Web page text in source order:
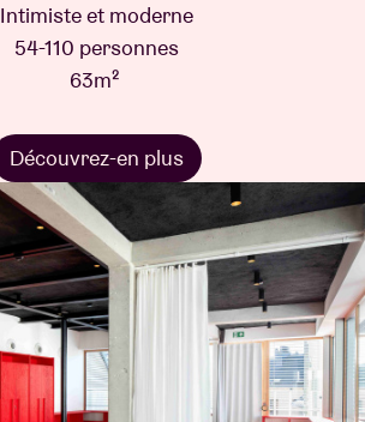
Intimiste et moderne
54-110 personnes
63m²
Découvrez-en plus